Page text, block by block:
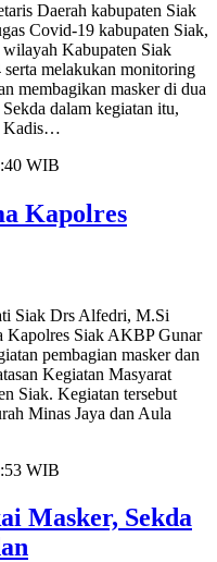
Daerah kabupaten Siak
Covid-19 kabupaten Siak,
wilayah Kabupaten Siak
melakukan monitoring
membagikan masker di dua
dalam kegiatan itu,
Kadis…
WIB
Kapolres
Siak Drs Alfedri, M.Si
Kapolres Siak AKBP Gunar
pembagian masker dan
Kegiatan Masyarat
Siak. Kegiatan tersebut
Minas Jaya dan Aula
WIB
Masker, Sekda